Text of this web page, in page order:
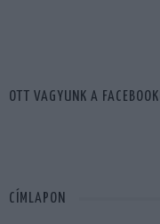
OTT VAGYUNK A
CÍMLAPON